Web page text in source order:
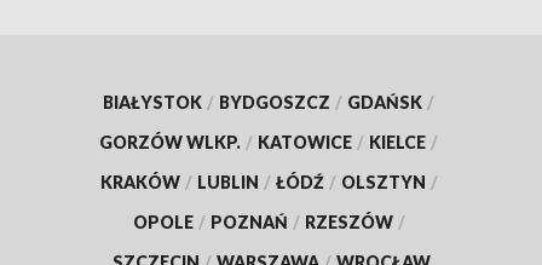
BIAŁYSTOK / BYDGOSZCZ / GDAŃSK /
GORZÓW WLKP. / KATOWICE / KIELCE /
KRAKÓW / LUBLIN / ŁÓDŹ / OLSZTYN /
OPOLE / POZNAŃ / RZESZÓW /